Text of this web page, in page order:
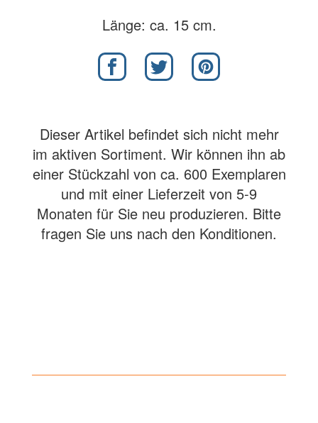
Länge: ca. 15 cm.
Dieser Artikel befindet sich nicht mehr
im aktiven Sortiment. Wir können ihn ab
einer Stückzahl von ca. 600 Exemplaren
und mit einer Lieferzeit von 5-9
Monaten für Sie neu produzieren. Bitte
fragen Sie uns nach den Konditionen.